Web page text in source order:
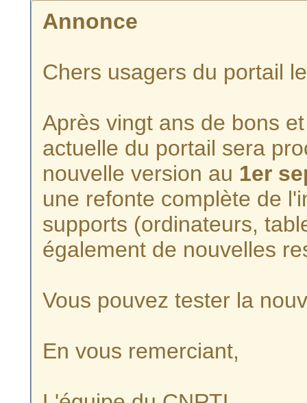
Annonce
Chers usagers du portail
Après vingt ans de bons
actuelle du portail sera
nouvelle version au 1er
une refonte complète de
supports (ordinateurs,
également de nouvelles
Vous pouvez tester la
En vous remerciant,